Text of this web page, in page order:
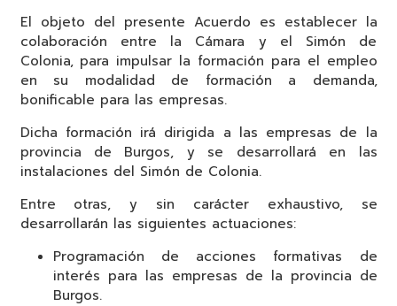
El objeto del presente Acuerdo es establecer la
colaboración entre la Cámara y el Simón de
Colonia, para impulsar la formación para el empleo
en su modalidad de formación a demanda,
bonificable para las empresas.
Dicha formación irá dirigida a las empresas de la
provincia de Burgos, y se desarrollará en las
instalaciones del Simón de Colonia.
Entre otras, y sin carácter exhaustivo, se
desarrollarán las siguientes actuaciones:
Programación de acciones formativas de
interés para las empresas de la provincia de
Burgos.